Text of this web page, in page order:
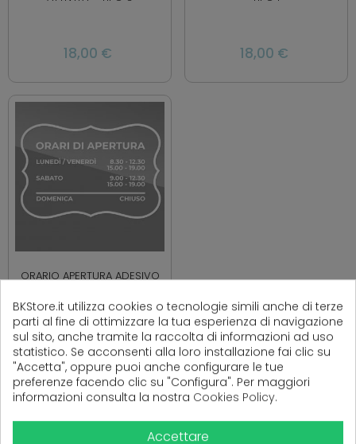
18,00 € 18,00 €
ORARIO APERTURA ADESIVO
NEGOZIO O ATTIVITÀ,
PERSONALIZZATO TIPO5
18,00 €
BKStore.it utilizza cookies o tecnologie simili anche di terze
parti al fine di ottimizzare la tua esperienza di navigazione
sul sito, anche tramite la raccolta di informazioni ad uso
statistico. Se acconsenti alla loro installazione fai clic su
"Accetta", oppure puoi anche configurare le tue
preferenze facendo clic su "Configura". Per maggiori
informazioni consulta la nostra Cookies Policy.
Accettare